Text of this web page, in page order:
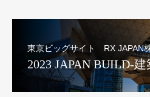
東京ビッグサイト RX JAPAN
2023 JAPAN BUILD-